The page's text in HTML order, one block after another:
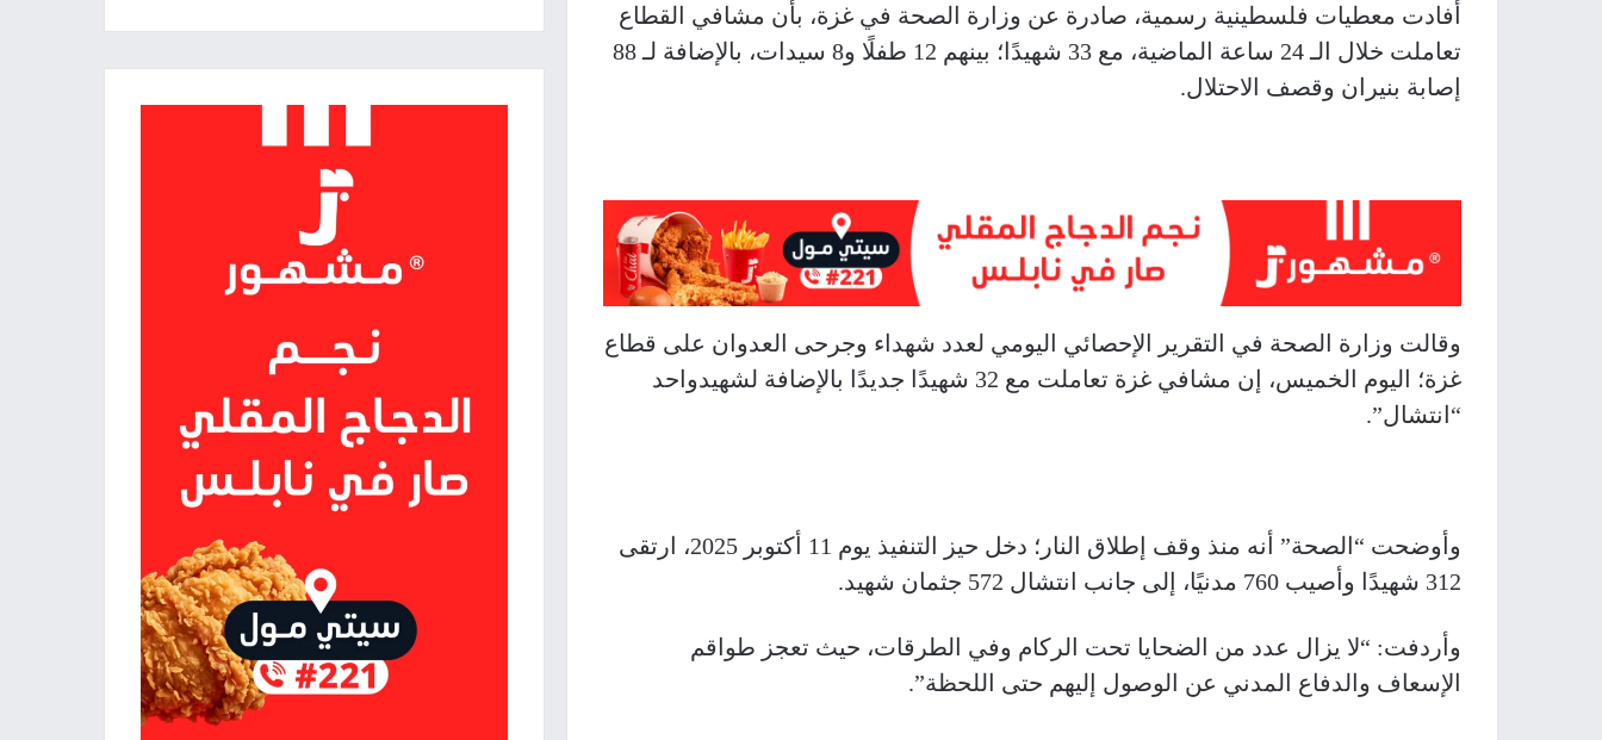
أفادت معطيات فلسطينية رسمية، صادرة عن وزارة الصحة في غزة، بأن مشافي القطاع
تعاملت خلال الـ 24 ساعة الماضية، مع 33 شهيدًا؛ بينهم 12 طفلًا و8 سيدات، بالإضافة لـ 88
إصابة بنيران وقصف الاحتلال.
وقالت وزارة الصحة في التقرير الإحصائي اليومي لعدد شهداء وجرحى العدوان على قطاع
غزة؛ اليوم الخميس، إن مشافي غزة تعاملت مع 32 شهيدًا جديدًا بالإضافة لشهيدواحد
“انتشال”.
وأوضحت “الصحة” أنه منذ وقف إطلاق النار؛ دخل حيز التنفيذ يوم 11 أكتوبر 2025، ارتقى
312 شهيدًا وأصيب 760 مدنيًا، إلى جانب انتشال 572 جثمان شهيد.
وأردفت: “لا يزال عدد من الضحايا تحت الركام وفي الطرقات، حيث تعجز طواقم
الإسعاف والدفاع المدني عن الوصول إليهم حتى اللحظة”.